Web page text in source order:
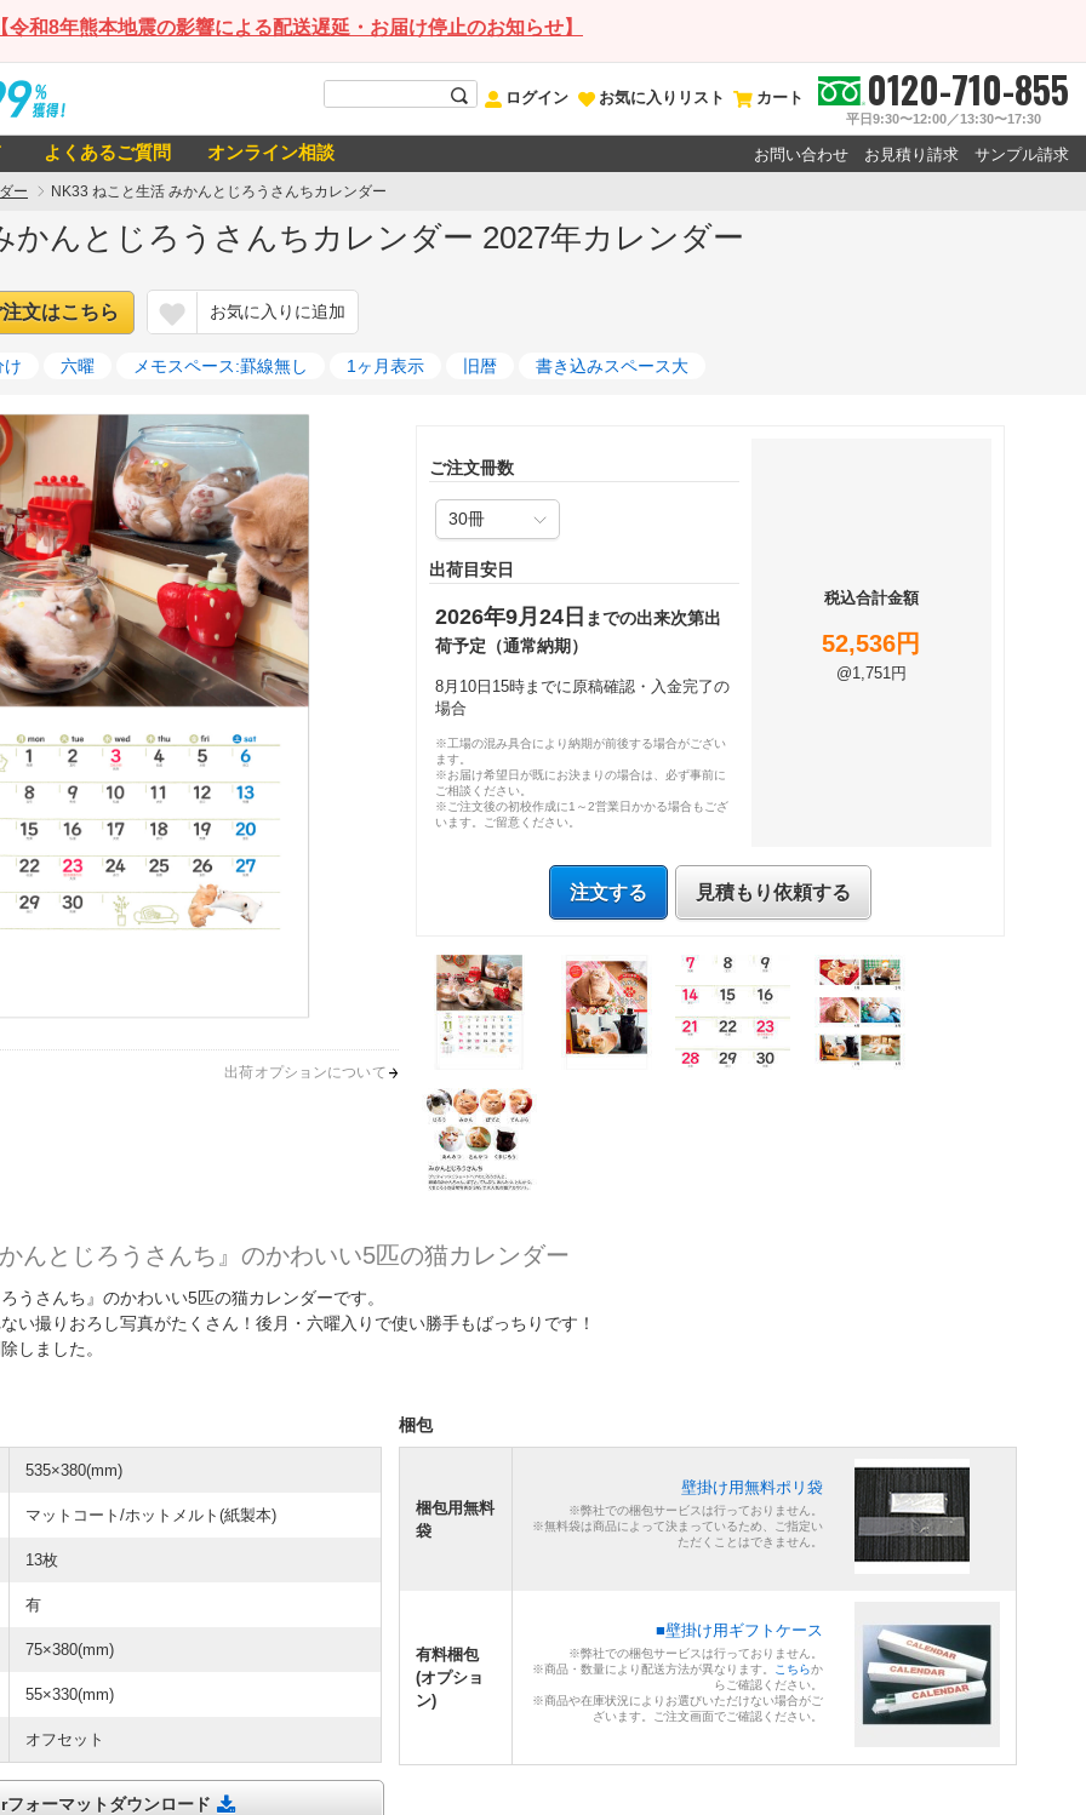
令和8年熊本地震の影響による配送遅延・お届け停止のお知らせ】
ログイン お気に入りリスト カート 0120-710-855
平日9:30〜12:00／13:30〜17:30
よくあるご質問 オンライン相談 お問い合わせ お見積り請求 サンプル請求
ー NK33 ねこと生活 みかんとじろうさんちカレンダー
かんとじろうさんちカレンダー 2027年カレンダー
文はこちら お気に入りに追加
け 六曜 メモスペース:罫線無し 1ヶ月表示 旧暦 書き込みスペース大
出荷オプションについて
ご注文冊数
出荷目安日
2026年9月24日 までの出来次第出
荷予定（通常納期）
8月10日15時までに原稿確認・入金完了の
場合
※工場の混み具合により納期が前後する場合がござい
ます。
※お届け希望日が既にお決まりの場合は、必ず事前に
ご相談ください。
※ご注文後の初校作成に1～2営業日かかる場合もござ
います。ご留意ください。
税込合計金額
52,536円
@1,751円
注文する 見積もり依頼する
んとじろうさんち』のかわいい5匹の猫カレンダー
うさんち』のかわいい5匹の猫カレンダーです。
い撮りおろし写真がたくさん！後月・六曜入りで使い勝手もばっちりです！
しました。
535×380(mm)
マットコート/ホットメルト(紙製本)
13枚
有
75×380(mm)
55×330(mm)
オフセット
ォーマットダウンロード
梱包
梱包用無料
袋
壁掛け用無料ポリ袋
※弊社での梱包サービスは行っておりません。
※無料袋は商品によって決まっているため、ご指定い
ただくことはできません。
有料梱包
(オプショ
ン)
■壁掛け用ギフトケース
※弊社での梱包サービスは行っておりません。
※商品・数量により配送方法が異なります。
こちらか
らご確認ください。
※商品や在庫状況によりお選びいただけない場合がご
ざいます。ご注文画面でご確認ください。